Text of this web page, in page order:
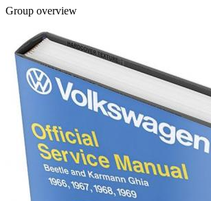
Group overview